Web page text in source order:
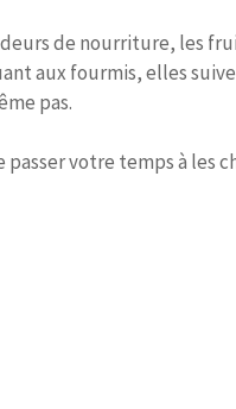
de nourriture, les
aux fourmis, elles
pas.
votre temps à les